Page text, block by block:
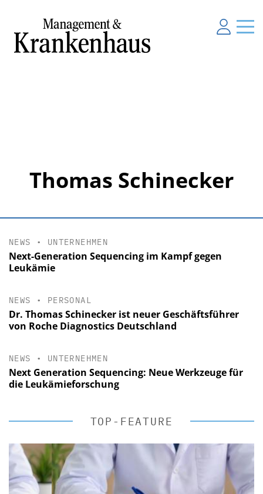
Thomas Schinecker
NEWS • UNTERNEHMEN
Next-Generation Sequencing im Kampf gegen
Leukämie
NEWS • PERSONAL
Dr. Thomas Schinecker ist neuer Geschäftsführer
von Roche Diagnostics Deutschland
NEWS • UNTERNEHMEN
Next Generation Sequencing: Neue Werkzeuge für
die Leukämieforschung
TOP-FEATURE